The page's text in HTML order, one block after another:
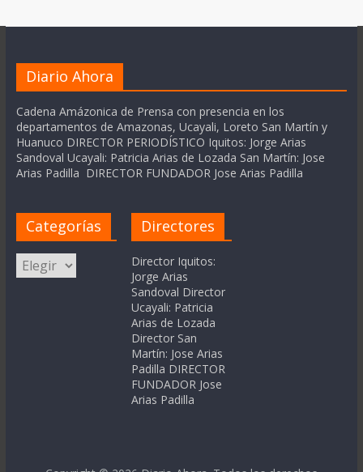
Diario Ahora
Cadena Amázonica de Prensa con presencia en los
departamentos de Amazonas, Ucayali, Loreto San Martín y
Huanuco DIRECTOR PERIODÍSTICO Iquitos: Jorge Arias
Sandoval Ucayali: Patricia Arias de Lozada San Martín: Jose
Arias Padilla DIRECTOR FUNDADOR Jose Arias Padilla
Categorías
Categorías
Directores
Director Iquitos:
Jorge Arias
Sandoval Director
Ucayali: Patricia
Arias de Lozada
Director San
Martín: Jose Arias
Padilla DIRECTOR
FUNDADOR Jose
Arias Padilla